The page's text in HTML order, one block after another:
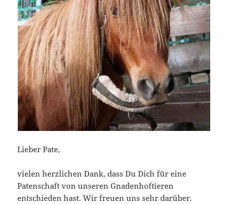
Lieber Pate,
vielen herzlichen Dank, dass Du Dich für eine
Patenschaft von unseren Gnadenhoftieren
entschieden hast. Wir freuen uns sehr darüber.